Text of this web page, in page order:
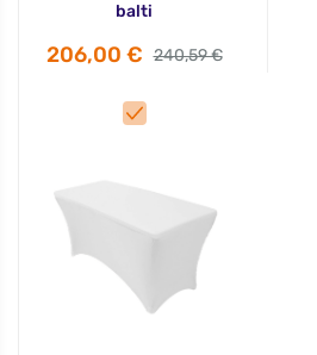
balti
206,00 € 240,59 €